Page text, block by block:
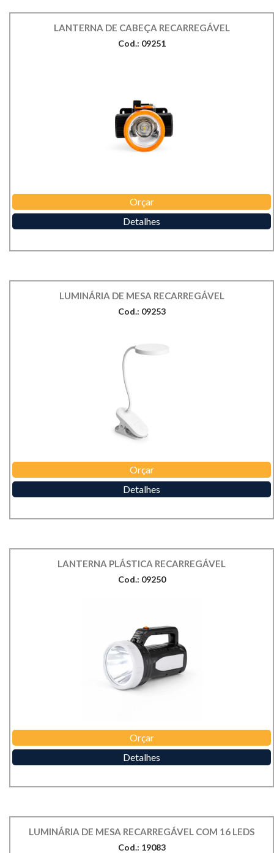
LANTERNA DE CABEÇA RECARREGÁVEL
Cod.: 09251
Orçar
Detalhes
LUMINÁRIA DE MESA RECARREGÁVEL
Cod.: 09253
Orçar
Detalhes
LANTERNA PLÁSTICA RECARREGÁVEL
Cod.: 09250
Orçar
Detalhes
LUMINÁRIA DE MESA RECARREGÁVEL COM 16 LEDS
Cod.: 19083